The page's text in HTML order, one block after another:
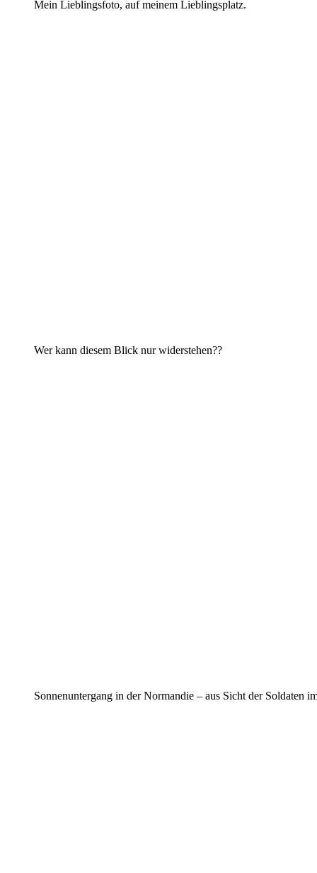
Mein Lieblingsfoto, auf meinem Lieblingsplatz.
Wer kann diesem Blick nur widerstehen??
Sonnenuntergang in der Normandie – aus Sicht der Soldaten